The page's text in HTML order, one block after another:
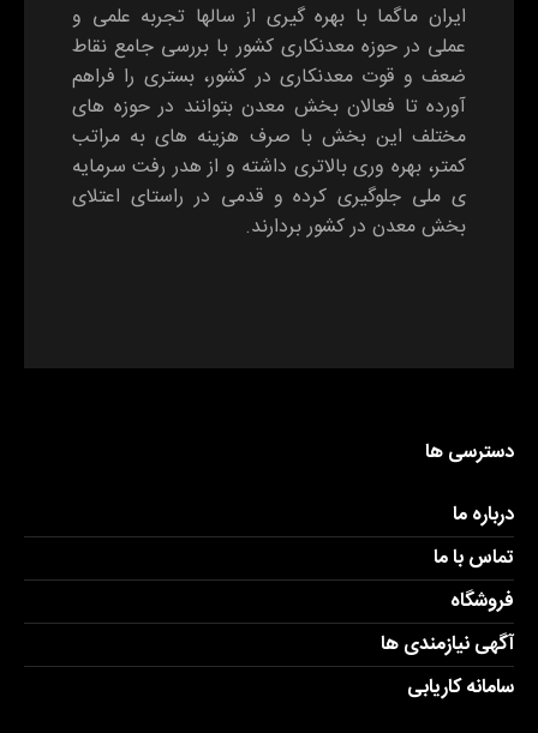
ایران ماگما با بهره گیری از سالها تجربه علمی و
عملی در حوزه معدنکاری کشور با بررسی جامع نقاط
ضعف و قوت معدنکاری در کشور، بستری را فراهم
آورده تا فعالان بخش معدن بتوانند در حوزه های
مختلف این بخش با صرف هزینه های به مراتب
کمتر، بهره وری بالاتری داشته و از هدر رفت سرمایه
ی ملی جلوگیری کرده و قدمی در راستای اعتلای
بخش معدن در کشور بردارند.
دسترسی ها
درباره ما
تماس با ما
فروشگاه
آگهی نیازمندی ها
سامانه کاریابی